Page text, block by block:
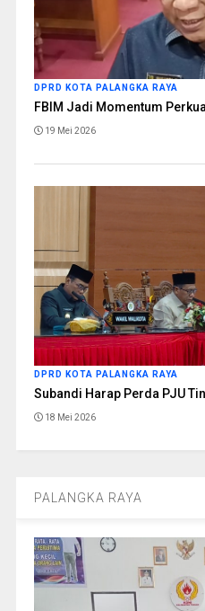
DPRD KOTA PALANGKA RAYA
FBIM Jadi Momentum
19 Mei 2026
DPRD KOTA PALANGKA RAYA
Subandi Harap Perda PJU
18 Mei 2026
PALANGKA RAYA